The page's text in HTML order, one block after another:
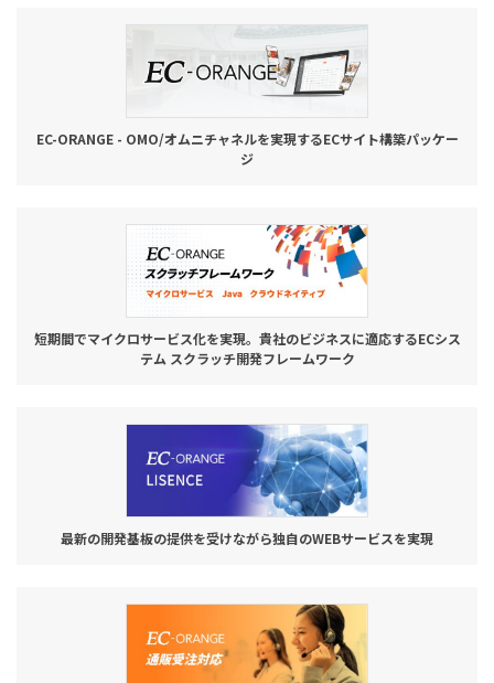
EC-ORANGE - OMO/オムニチャネルを実現するECサイト構築パッケー
ジ
短期間でマイクロサービス化を実現。貴社のビジネスに適応するECシス
テム スクラッチ開発フレームワーク
最新の開発基板の提供を受けながら独自のWEBサービスを実現